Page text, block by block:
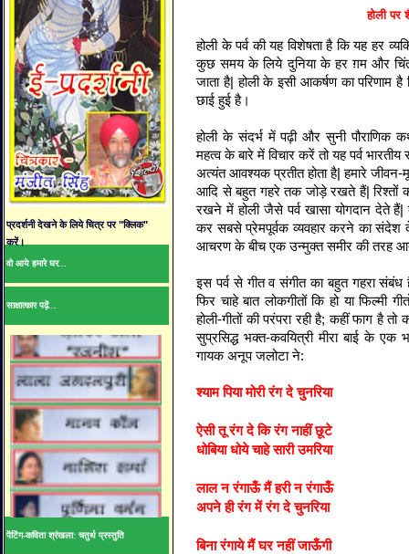
प्रदर्शनी देखने के लिये चित्र पर "क्लिक"
करें।
वो आये हमारे घर...
साक्षात्कार पढ़ें...
पेंटिंग-कविता श्रंखला: चतुर्थ प्रस्तुति
होली पर
होली के पर्व की यह विशेषता है कि यह हर
कुछ समय के लिये दुनिया के हर ग़म और
जाता है| होली के इसी आकर्षण का परिणाम है
छाई हुई है।
होली के संदर्भ में पढ़ी और सुनी
महत्व के बारे में विचार करें तो यह पर्व
अत्यंत आवश्यक प्रतीत होता है| हमारे
आदि से बहुत गहरे तक जोड़े रखते हैं| रिश्तों
रखने में होली जैसे पर्व खासा योगदान देते
कर सबसे प्रेमपूर्वक व्यवहार करने का संदेश
आचरण के बीच एक उन्मुक्त समीर की तरह
इस पर्व से गीत व संगीत का बहुत गहरा
फिर चाहे बात लोकगीतों कि हो या फिल्मी
होली-गीतों की परंपरा रही है; कहीं फाग है
सुप्रसिद्ध भक्त-कवयित्री मीरा बाई के
गायक अनूप जलोटा ने:
श्याम पिया मोरी रंग दे चुनरिया
ऐसी तू रंग दे कि रंग नाहीं छूटे
धोबिया धोये चाहे सारी उमरिया
लाल न रंगाऊँ मैं हरी न रंगाऊँ
अपने ही रंग में रंग दे चुनरिया
बिना रंगाये मैं घर नहीं जाऊँगी